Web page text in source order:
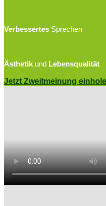
Verbessertes Sprechen
Ästhetik und Lebensqualität
Jetzt Zweitmeinung